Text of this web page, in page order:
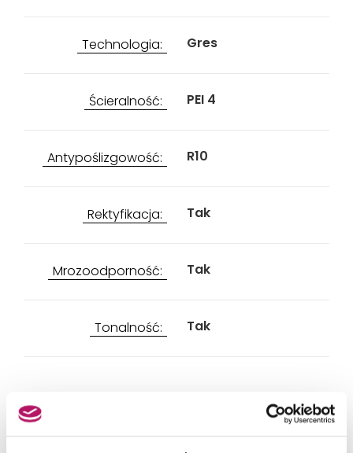
Technologia: Gres
Ścieralność: PEI 4
Antypoślizgowość: R10
Rektyfikacja: Tak
Mrozoodporność: Tak
Tonalność: Tak
PRODUKTY Z KOLEKCJI